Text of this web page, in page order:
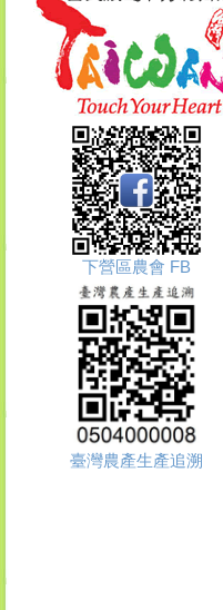
下營區農會 FB
臺灣農產生產追溯